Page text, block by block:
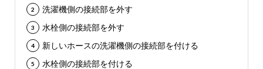
洗濯機側の接続部を外す
水栓側の接続部を外す
新しいホースの洗濯機側の接続部を付ける
水栓側の接続部を付ける